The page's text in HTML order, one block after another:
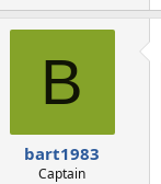
B
bart1983
Captain